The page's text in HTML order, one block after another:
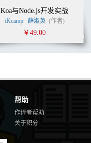
Koa与Node.js开发实战
iKcamp 薛淑英 (作者)
￥49.00
帮助
作译者帮助
关于积分